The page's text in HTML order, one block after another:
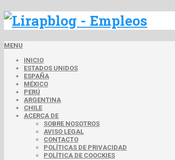
MENU
INICIO
ESTADOS UNIDOS
ESPAÑA
MÉXICO
PERÚ
ARGENTINA
CHILE
ACERCA DE
SOBRE NOSOTROS
AVISO LEGAL
CONTACTO
POLÍTICAS DE PRIVACIDAD
POLÍTICA DE COOCKIES